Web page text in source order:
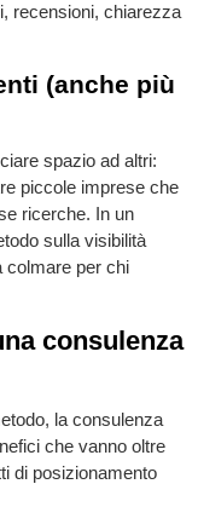
recensioni, chiarezza
(anche più
spazio ad altri:
piccole imprese che
ricerche. In un
sulla visibilità
colmare per chi
consulenza
la consulenza
che vanno oltre
di posizionamento